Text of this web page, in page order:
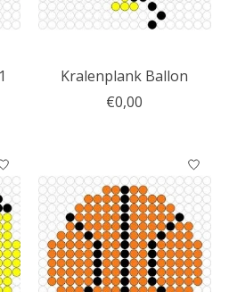
Kralenplank Ballon
€0,00